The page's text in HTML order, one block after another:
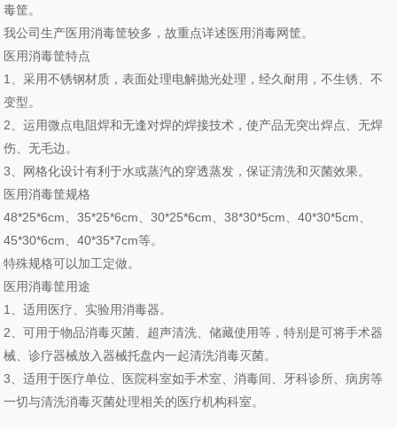
毒筐。
我公司生产医用消毒筐较多，故重点详述医用消毒网筐。
医用消毒筐特点
1、采用不锈钢材质，表面处理电解抛光处理，经久耐用，不生锈、不
变型。
2、运用微点电阻焊和无逢对焊的焊接技术，使产品无突出焊点、无焊
伤、无毛边。
3、网格化设计有利于水或蒸汽的穿透蒸发，保证清洗和灭菌效果。
医用消毒筐规格
48*25*6cm、35*25*6cm、30*25*6cm、38*30*5cm、40*30*5cm、
45*30*6cm、40*35*7cm等。
特殊规格可以加工定做。
医用消毒筐用途
1、适用医疗、实验用消毒器。
2、可用于物品消毒灭菌、超声清洗、储藏使用等，特别是可将手术器
械、诊疗器械放入器械托盘内一起清洗消毒灭菌。
3、适用于医疗单位、医院科室如手术室、消毒间、牙科诊所、病房等
一切与清洗消毒灭菌处理相关的医疗机构科室。